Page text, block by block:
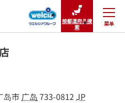
按都道府县搜
索
菜单
关闭
岛市 广岛 733-0812 JP